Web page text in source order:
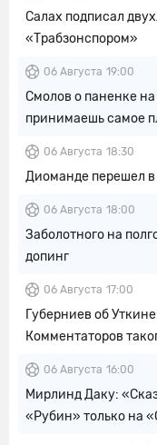
Салах подписал
«Трабзонспором»
06 Августа 19:00
Смолов о паненке
принимаешь самое
06 Августа 18:30
Диоманде перешел в
06 Августа 18:00
Заболотного на
допинг
06 Августа 17:00
Губерниев об
Комментаторов
06 Августа 16:00
Мирлинд Даку:
«Рубин» только на